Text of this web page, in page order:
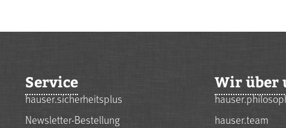
Service
hauser.sicherheitsplus
Newsletter-Bestellung
Wir über
hauser.team